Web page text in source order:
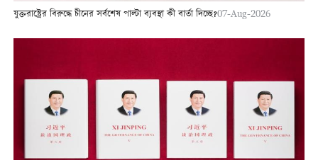
যুক্তরাষ্ট্রের বিরুদ্ধে চীনের সর্বশেষ পাল্টা ব্যবস্থা কী বার্তা দিচ্ছে?07-Aug-2026